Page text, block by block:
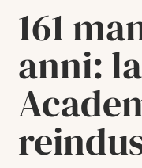
161
anni: